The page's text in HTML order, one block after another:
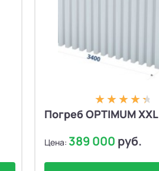
Погреб OPTIMUM XXL
Цена: 389 000 руб.